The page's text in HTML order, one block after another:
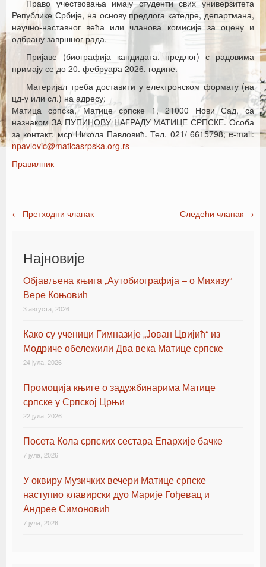
Право учествовања имају студенти свих универзитета
Републике Србије, на основу предлога катедре, департмана,
научно-наставног већа или чланова комисије за оцену и
одбрану завршног рада.
Пријаве (биографија кандидата, предлог) с радовима
примају се до 20. фебруара 2026. године.
Материјал треба доставити у електронском формату (на
цд-у или сл.) на адресу:
Матица српска, Матице српске 1, 21000 Нови Сад, са
назнаком ЗА ПУПИНОВУ НАГРАДУ МАТИЦЕ СРПСКЕ. Особа
за контакт: мср Никола Павловић. Тел. 021/ 6615798; e-mail:
npavlovic@maticasrpska.org.rs
Правилник
Post navigation
Следећи чланак →
← Претходни чланак
Најновије
Oбјављена књигa „Аутобиографија – о Михизу“
Вере Коњовић
3 августа, 2026
Како су ученици Гимназије „Јован Цвијић“ из
Модриче обележили Два века Матице српске
24 јула, 2026
Промоција књиге о задужбинарима Матице
српске у Српској Црњи
22 јула, 2026
Посета Кола српских сестара Епархије бачке
7 јула, 2026
У оквиру Музичких вечери Матице српске
наступио клавирски дуо Марије Гођевац и
Андрее Симоновић
7 јула, 2026